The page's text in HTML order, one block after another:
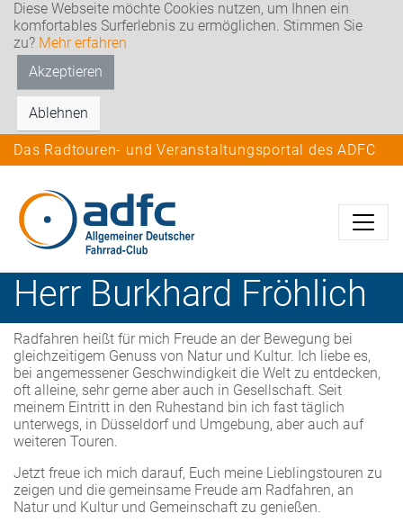
Diese Webseite möchte Cookies nutzen, um Ihnen ein
komfortables Surferlebnis zu ermöglichen. Stimmen Sie
zu? Mehr erfahren
Akzeptieren
Ablehnen
Das Radtouren- und Veranstaltungsportal des ADFC
Herr Burkhard Fröhlich
Radfahren heißt für mich Freude an der Bewegung bei
gleichzeitigem Genuss von Natur und Kultur. Ich liebe es,
bei angemessener Geschwindigkeit die Welt zu entdecken,
oft alleine, sehr gerne aber auch in Gesellschaft. Seit
meinem Eintritt in den Ruhestand bin ich fast täglich
unterwegs, in Düsseldorf und Umgebung, aber auch auf
weiteren Touren.
Jetzt freue ich mich darauf, Euch meine Lieblingstouren zu
zeigen und die gemeinsame Freude am Radfahren, an
Natur und Kultur und Gemeinschaft zu genießen.